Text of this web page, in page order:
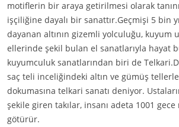
motiflerin bir araya getirilmesi olarak
işçiliğine dayalı bir sanattır.Geçmişi 5 bin
dayanan altının gizemli yolculuğu, kuyum
ellerinde şekil bulan el sanatlarıyla hayat
kuyumculuk sanatlarından biri de
saç teli inceliğindeki altın ve gümüş
dokumasına telkari sanatı deniyor.
şekile giren takılar, insanı adeta 1001 gece
götürür.